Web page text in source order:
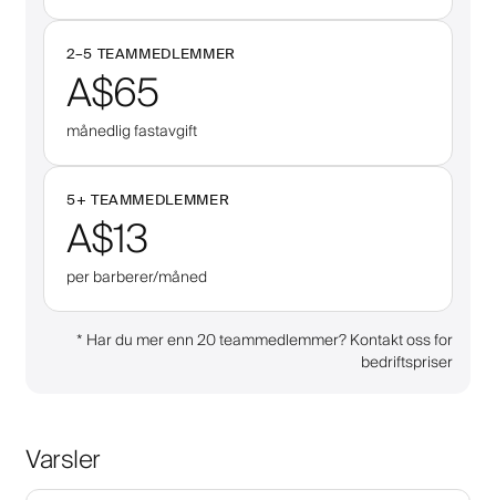
2–5 TEAMMEDLEMMER
A$65
månedlig fastavgift
5+ TEAMMEDLEMMER
A$13
per barberer/måned
* Har du mer enn 20 teammedlemmer? Kontakt oss for
bedriftspriser
Varsler